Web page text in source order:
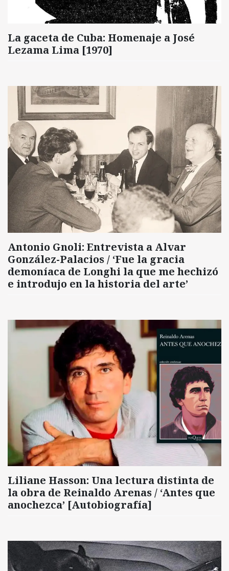
La gaceta de Cuba: Homenaje a José
Lezama Lima [1970]
Antonio Gnoli: Entrevista a Alvar
González-Palacios / ‘Fue la gracia
demoníaca de Longhi la que me hechizó
e introdujo en la historia del arte’
Liliane Hasson: Una lectura distinta de
la obra de Reinaldo Arenas / ‘Antes que
anochezca’ [Autobiografía]